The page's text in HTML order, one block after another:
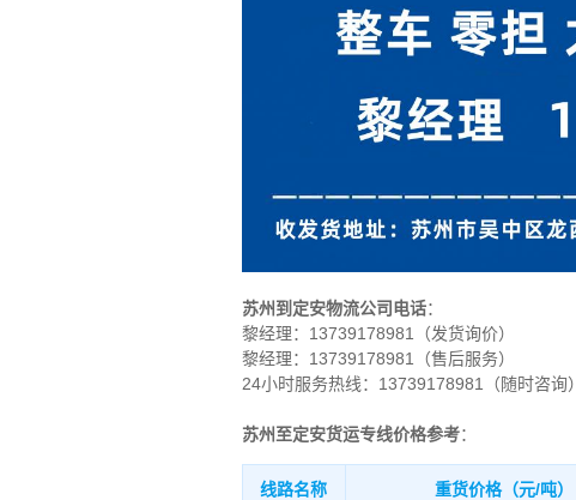
苏州到定安物流公司电话：
黎经理： 13739178981（发货询价）
黎经理：13739178981（售后服务）
24小时服务热线：13739178981（随时咨询）
苏州至定安货运专线价格参考：
线路名称 重货价格（元/吨）